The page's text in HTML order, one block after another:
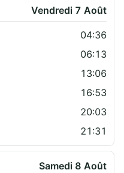
Vendredi 7 Août
04:36
06:13
13:06
16:53
20:03
21:31
Samedi 8 Août